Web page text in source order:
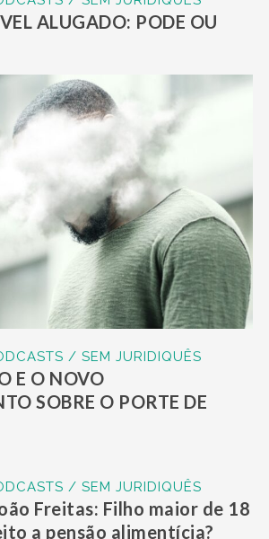
ALUGADO: PODE OU
/ SEM JURIDIQUÊS
E O NOVO
SOBRE O PORTE DE
/ SEM JURIDIQUÊS
Freitas: Filho maior de 18
a pensão alimentícia?